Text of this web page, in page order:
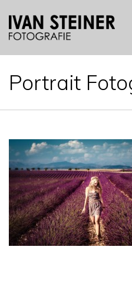
Portrait